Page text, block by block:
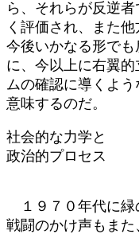
ら、それらが反逆
く評価され、また
今後いかなる形で
に、今以上に右翼
ムの確認に導くよ
意味するのだ。
社会的な力学と
政治的プロセス
１９７０年代に緑
戦闘のかけ声もま